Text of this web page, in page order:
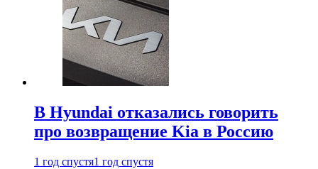
В Hyundai отказались говорить
про возвращение Kia в Россию
1 год спустя1 год спустя